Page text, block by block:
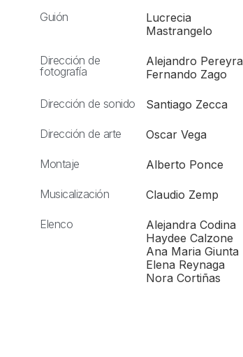
Guión
Lucrecia
Mastrangelo
Dirección de
fotografía
Alejandro Pereyra
Fernando Zago
Dirección de sonido Santiago Zecca
Dirección de arte Oscar Vega
Montaje Alberto Ponce
Musicalización Claudio Zemp
Elenco
Alejandra Codina
Haydee Calzone
Ana Maria Giunta
Elena Reynaga
Nora Cortiñas